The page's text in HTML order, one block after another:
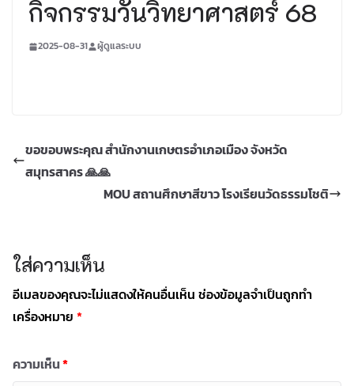
กิจกรรมวันวิทยาศาสตร์ 68
2025-08-31 ผู้ดูแลระบบ
ขอขอบพระคุณ สำนักงานเกษตรอำเภอเมือง จังหวัด
สมุทรสาคร 🙏🙏
MOU สถานศึกษาสีขาว โรงเรียนวัดธรรมโชติ
ใส่ความเห็น
อีเมลของคุณจะไม่แสดงให้คนอื่นเห็น ช่องข้อมูลจำเป็นถูกทำ
เครื่องหมาย *
ความเห็น*